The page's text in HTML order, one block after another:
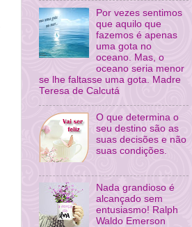
Por vezes sentimos
que aquilo que
fazemos é apenas
uma gota no
oceano. Mas, o
oceano seria menor
se lhe faltasse uma gota. Madre
Teresa de Calcutá
O que determina o
seu destino são as
suas decisões e não
suas condições.
Nada grandioso é
alcançado sem
entusiasmo! Ralph
Waldo Emerson